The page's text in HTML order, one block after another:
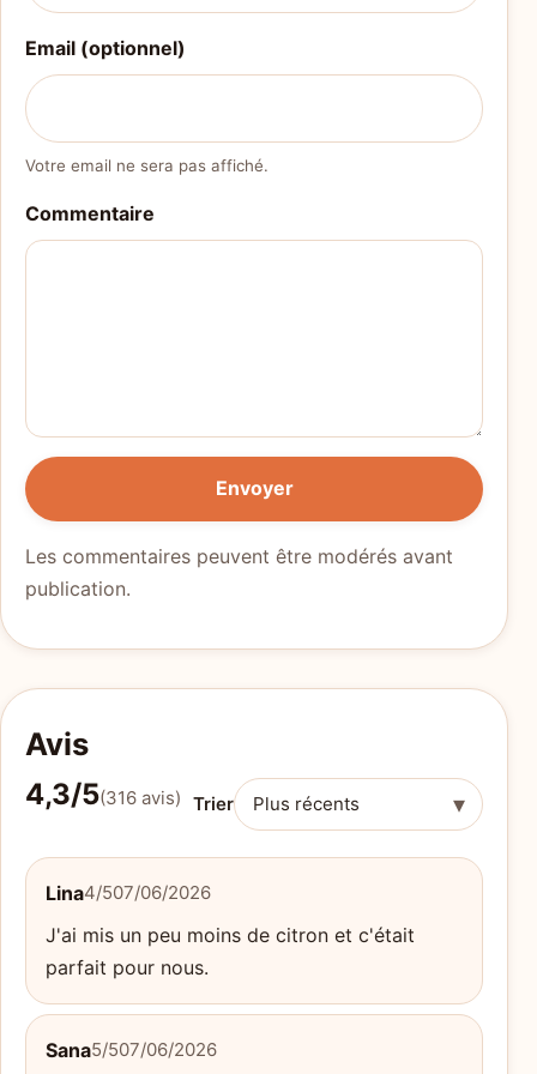
Email (optionnel)
Votre email ne sera pas affiché.
Commentaire
Envoyer
Les commentaires peuvent être modérés avant
publication.
Avis
4,3/5(316 avis) Trier ▾
Lina4/507/06/2026
J'ai mis un peu moins de citron et c'était
parfait pour nous.
Sana5/507/06/2026